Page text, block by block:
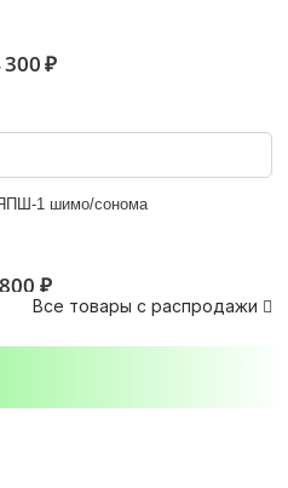
300 ₽
1 шимо/сонома
₽
Все товары с распродажи 